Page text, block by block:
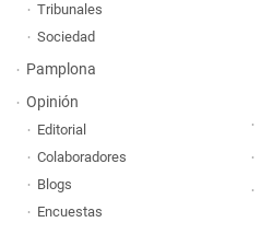
Tribunales
Sociedad
Pamplona
Opinión
Editorial
Colaboradores
Blogs
Encuestas